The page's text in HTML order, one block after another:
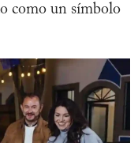
como un símbolo